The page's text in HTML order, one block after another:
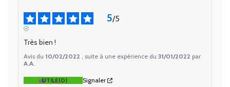
5/5
Très bien !
Avis du 10/02/2022 , suite à une expérience du 31/01/2022 par
A.A.
UTILE(0) Signaler